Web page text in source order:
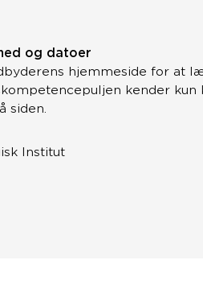
og datoer
hjemmeside for at
kender
siden.
Institut